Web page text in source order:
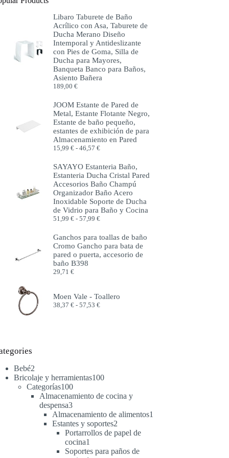
Libaro Taburete de Baño
Acrílico con Asa, Taburete de
Ducha Merano Diseño
Intemporal y Antideslizante
con Pies de Goma, Silla de
Ducha para Mayores,
Banqueta Banco para Baños,
Asiento Bañera
189,00€
JOOM Estante de Pared de
Metal, Estante Flotante Negro,
Estante de baño pequeño,
estantes de exhibición de para
Almacenamiento en Pared
15,99€ - 46,57€Rango
precios:
desde
15,99 €
hasta
46,57 €
SAYAYO Estanteria Baño,
Estanteria Ducha Cristal Pared
Accesorios Baño Champú
Organizador Baño Acero
Inoxidable Soporte de Ducha
de Vidrio para Baño y Cocina
51,99€ - 57,99€Rango
precios:
desde
51,99 €
hasta
Ganchos para toallas de baño
Cromo Gancho para bata de
pared o puerta, accesorio de
baño B398
29,71€
Moen Vale - Toallero
38,37€ - 57,53€Rango
Bebé2
productos
Bricolaje y herramientas100100
Categorías100100
productos
Almacenamiento de cocina y
despensa33
productos
Almacenamiento de alimentos1
Estantes y soportes2
productos
Portarrollos de papel de
cocina1
producto
Soportes para paños de